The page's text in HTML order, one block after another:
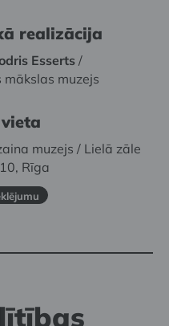
realizācija
Esserts /
muzejs
muzejs / Lielā zāle
Rīga